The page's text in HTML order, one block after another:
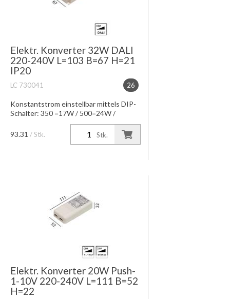
Elektr. Konverter 32W DALI
220-240V L=103 B=67 H=21
IP20
26
LC 730041
Konstantstrom einstellbar mittels DIP-
Schalter: 350 =17W / 500=24W /
550=25W / 700mA=32W
Konstantspannung bei 24V 900mA
=20W IP20, Dimmung DALI-Interface
Stk.
93.31 / Stk.
Elektr. Konverter 20W Push-
1-10V 220-240V L=111 B=52
H=22